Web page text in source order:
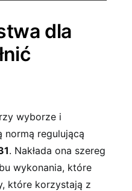
dla
wyborze i
normą regulującą
. Nakłada ona szereg
wykonania, które
które korzystają z